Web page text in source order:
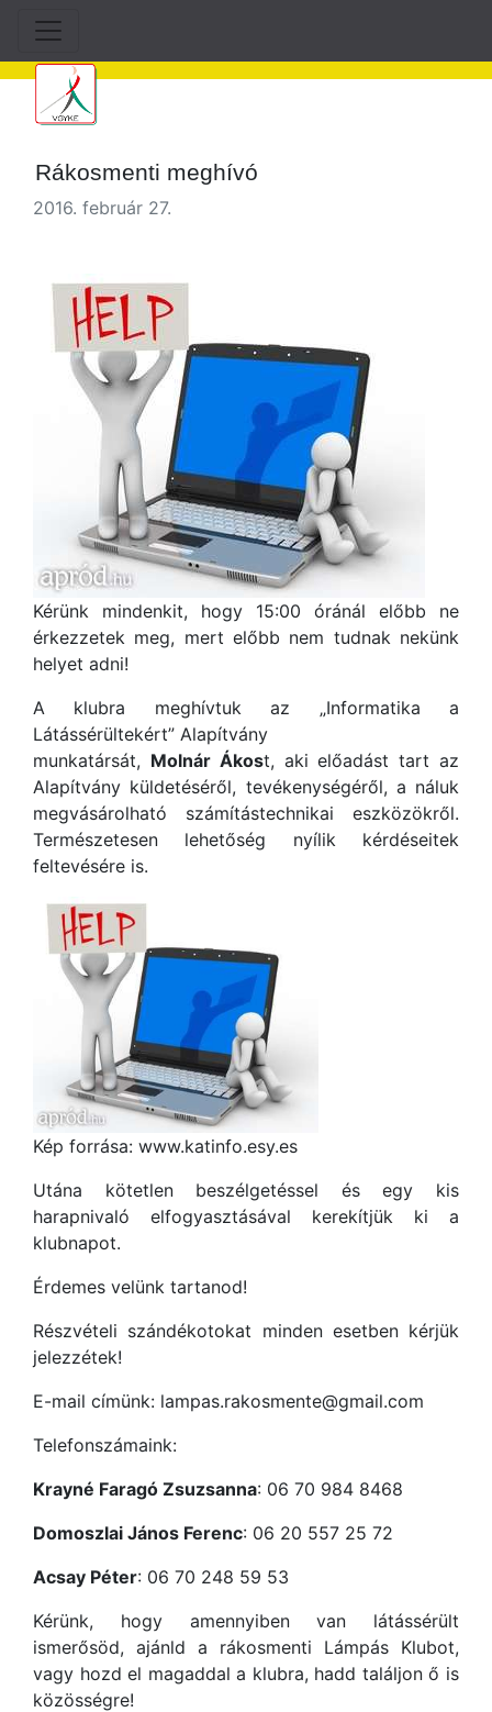
Rákosmenti meghívó
2016. február 27.
Kérünk mindenkit, hogy 15:00 óránál előbb ne
érkezzetek meg, mert előbb nem tudnak nekünk
helyet adni!
A klubra meghívtuk az „Informatika a
Látássérültekért” Alapítvány
munkatársát, Molnár Ákost, aki előadást tart az
Alapítvány küldetéséről, tevékenységéről, a náluk
megvásárolható számítástechnikai eszközökről.
Természetesen lehetőség nyílik kérdéseitek
feltevésére is.
Kép forrása: www.katinfo.esy.es
Utána kötetlen beszélgetéssel és egy kis
harapnivaló elfogyasztásával kerekítjük ki a
klubnapot.
Érdemes velünk tartanod!
Részvételi szándékotokat minden esetben kérjük
jelezzétek!
E-mail címünk: lampas.rakosmente@gmail.com
Telefonszámaink:
Krayné Faragó Zsuzsanna: 06 70 984 8468
Domoszlai János Ferenc: 06 20 557 25 72
Acsay Péter: 06 70 248 59 53
Kérünk, hogy amennyiben van látássérült
ismerősöd, ajánld a rákosmenti Lámpás Klubot,
vagy hozd el magaddal a klubra, hadd találjon ő is
közösségre!